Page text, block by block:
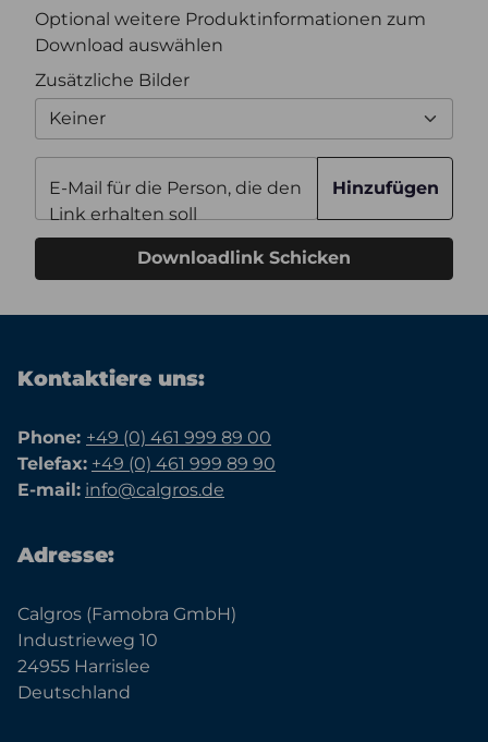
Optional weitere Produktinformationen zum
Download auswählen
Zusätzliche Bilder
Keiner
E-Mail für die Person, die den
Link erhalten soll
Hinzufügen
Downloadlink Schicken
Kontaktiere uns:
Phone: +49 (0) 461 999 89 00
Telefax: +49 (0) 461 999 89 90
E-mail: info@calgros.de
Adresse:
Calgros (Famobra GmbH)
Industrieweg 10
24955 Harrislee
Deutschland